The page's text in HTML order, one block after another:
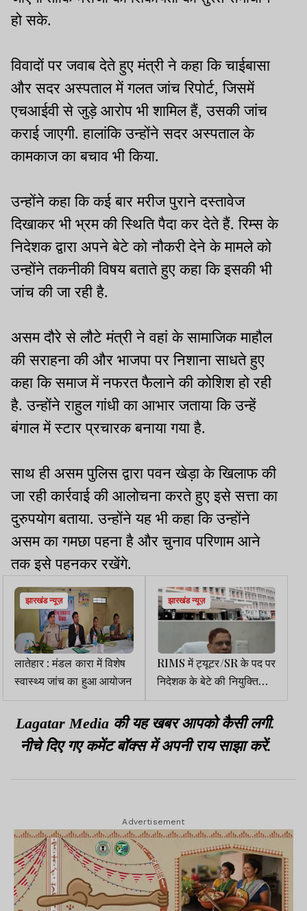
हो सके.
विवादों पर जवाब देते हुए मंत्री ने कहा कि चाईबासा
और सदर अस्पताल में गलत जांच रिपोर्ट, जिसमें
एचआईवी से जुड़े आरोप भी शामिल हैं, उसकी जांच
कराई जाएगी. हालांकि उन्होंने सदर अस्पताल के
कामकाज का बचाव भी किया.
उन्होंने कहा कि कई बार मरीज पुराने दस्तावेज
दिखाकर भी भ्रम की स्थिति पैदा कर देते हैं. रिम्स के
निदेशक द्वारा अपने बेटे को नौकरी देने के मामले को
उन्होंने तकनीकी विषय बताते हुए कहा कि इसकी भी
जांच की जा रही है.
असम दौरे से लौटे मंत्री ने वहां के सामाजिक माहौल
की सराहना की और भाजपा पर निशाना साधते हुए
कहा कि समाज में नफरत फैलाने की कोशिश हो रही
है. उन्होंने राहुल गांधी का आभार जताया कि उन्हें
बंगाल में स्टार प्रचारक बनाया गया है.
साथ ही असम पुलिस द्वारा पवन खेड़ा के खिलाफ की
जा रही कार्रवाई की आलोचना करते हुए इसे सत्ता का
दुरुपयोग बताया. उन्होंने यह भी कहा कि उन्होंने
असम का गमछा पहना है और चुनाव परिणाम आने
तक इसे पहनकर रखेंगे.
झारखंड न्यूज़
लातेहार : मंडल कारा में विशेष
स्वास्थ्य जांच का हुआ आयोजन
झारखंड न्यूज़
RIMS में ट्यूटर/SR के पद पर
निदेशक के बेटे की नियुक्ति
अवैध
Lagatar Media की यह खबर आपको कैसी लगी.
नीचे दिए गए कमेंट बॉक्स में अपनी राय साझा करें.
Advertisement